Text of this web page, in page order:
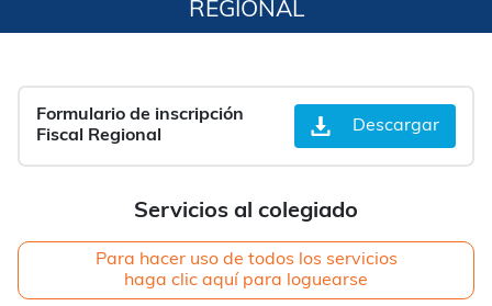
REGIONAL
Servicios al colegiado
Para hacer uso de todos los servicios
haga clic aquí para loguearse
Formulario de inscripción
Fiscal Regional
Descargar